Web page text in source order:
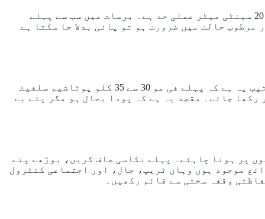
جیاوبائی کی فنی ہدایات کے مطابق گرمیوں کی کٹائی کے دوران اتھلا اور مستحکم پانی بہتر رہتا ہے، اور 15 سے 20 سینٹی میٹر عملی حد ہے۔ برسات میں سب سے پہلے
حالت میں ضرورت ہو تو پانی بدلا جا سکتا ہے
ایک یا دو مرتبہ کٹائی کے بعد جیاوبائی بحالی اور نئی ٹیلرنگ کے اہم مرحلے میں داخل ہوتی ہے۔ ایک عملی ترتیب یہ ہے کہ پہلے فی مو 30 سے 35 کلو پوٹاشیم سلفیٹ
کے بعد اتھلا پانی برقرار رکھا جائے۔ مقصد یہ ہے کہ پودا بحال ہو مگر پتے بے
پر ہونا چاہئے۔ پہلے نکاسی صاف کریں، بوڑھے پتے
موجود ہوں وہاں ٹریپ، جال، اور اجتماعی کنٹرول
وقفہ سختی سے قائم رکھیں۔